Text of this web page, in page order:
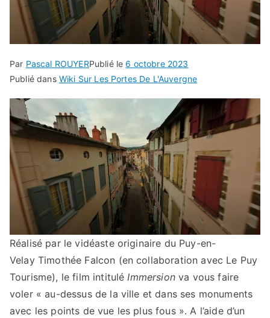
Par Pascal ROUYERPublié le 6 octobre 2023
Publié dans Wiki Sur Les Portes De L'Auvergne
Réalisé par le vidéaste originaire du Puy-en-
Velay Timothée Falcon (en collaboration avec Le Puy
Tourisme), le film intituléImmersionva vous faire
voler « au-dessus de la ville et dans ses monuments
avec les points de vue les plus fous ». A l’aide d’un